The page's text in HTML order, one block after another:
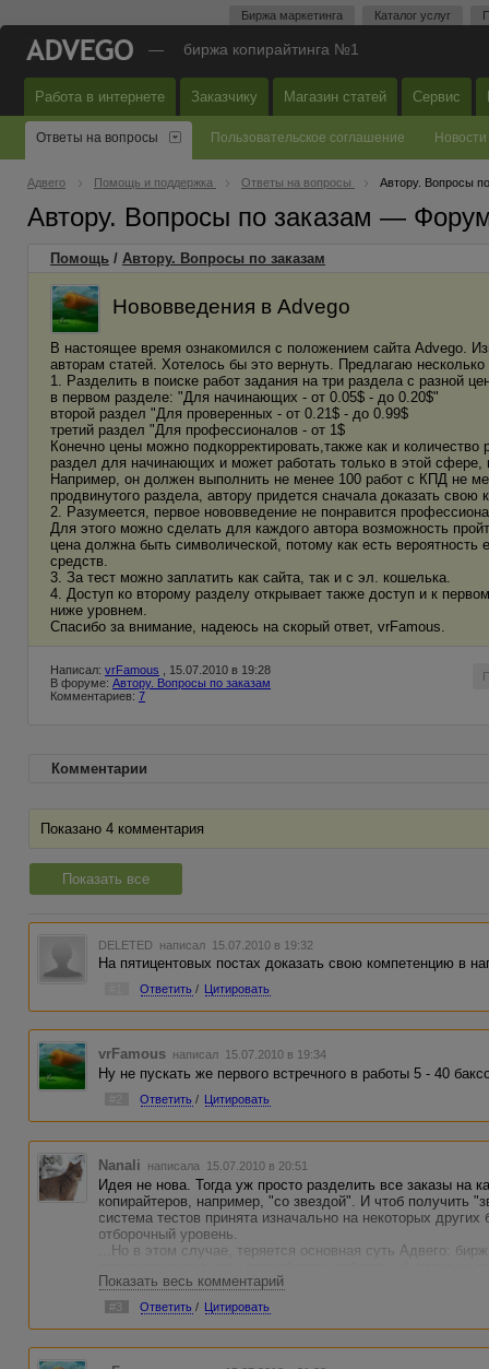
Биржа маркетинга Каталог услуг
— биржа копирайтинга №1
Работа в интернете Заказчику Магазин статей Сервис
Ответы на вопросы Пользовательское соглашение Новости
Адвего Помощь и поддержка Ответы на вопросы Автору. Вопросы
Автору. Вопросы по заказам —
Помощь / Автору. Вопросы по заказам
Нововведения в Advego
В настоящее время ознакомился с положением сайта Advego.
авторам статей. Хотелось бы это вернуть. Предлагаю
1. Разделить в поиске работ задания на три раздела с разной
в первом разделе: "Для начинающих - от 0.05$ - до 0.20$"
второй раздел "Для проверенных - от 0.21$ - до 0.99$
третий раздел "Для профессионалов - от 1$
Конечно цены можно подкорректировать,также как и
раздел для начинающих и может работать только в этой
Например, он должен выполнить не менее 100 работ с КПД не
продвинутого раздела, автору придется сначала доказать свою
2. Разумеется, первое нововведение не понравится
Для этого можно сделать для каждого автора возможность
цена должна быть символической, потому как есть
средств.
3. За тест можно заплатить как сайта, так и с эл. кошелька.
4. Доступ ко второму разделу открывает также доступ и к
ниже уровнем.
Спасибо за внимание, надеюсь на скорый ответ, vrFamous.
Написал: vrFamous , 15.07.2010 в 19:28
В форуме: Автору. Вопросы по заказам
Комментариев: 7
Комментарии
Показано 4 комментария
Показать все
DELETED написал 15.07.2010 в 19:32
На пятицентовых постах доказать свою компетенцию в
Ответить / Цитировать
vrFamous написал 15.07.2010 в 19:34
Ну не пускать же первого встречного в работы 5 - 40
Ответить / Цитировать
Nanali написала 15.07.2010 в 20:51
Идея не нова. Тогда уж просто разделить все заказы на
копирайтеров, например, "со звездой". И чтоб получить
система тестов принята изначально на некоторых
отборочный уровень.
...Но в этом случае, теряется основная суть Адвего:
Показать весь комментарий
#3 Ответить / Цитировать